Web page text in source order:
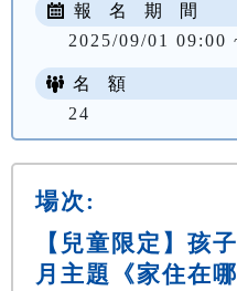
報 名 期 間
2025/09/01 09:00
名 額
24
場次:
【兒童限定】孩
月主題《家住在哪